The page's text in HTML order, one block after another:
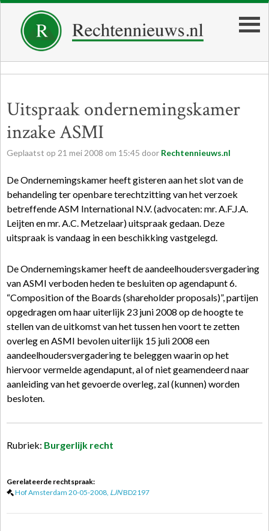
Uitspraak ondernemingskamer
inzake ASMI
Geplaatst op 21 mei 2008 om 15:45 door Rechtennieuws.nl
De Ondernemingskamer heeft gisteren aan het slot van de
behandeling ter openbare terechtzitting van het verzoek
betreffende ASM International N.V. (advocaten: mr. A.F.J.A.
Leijten en mr. A.C. Metzelaar) uitspraak gedaan. Deze
uitspraak is vandaag in een beschikking vastgelegd.
De Ondernemingskamer heeft de aandeelhoudersvergadering
van ASMI verboden heden te besluiten op agendapunt 6.
“Composition of the Boards (shareholder proposals)”, partijen
opgedragen om haar uiterlijk 23 juni 2008 op de hoogte te
stellen van de uitkomst van het tussen hen voort te zetten
overleg en ASMI bevolen uiterlijk 15 juli 2008 een
aandeelhoudersvergadering te beleggen waarin op het
hiervoor vermelde agendapunt, al of niet geamendeerd naar
aanleiding van het gevoerde overleg, zal (kunnen) worden
besloten.
Rubriek: Burgerlijk recht
Gerelateerde rechtspraak:
Hof Amsterdam 20-05-2008, LJNBD2197